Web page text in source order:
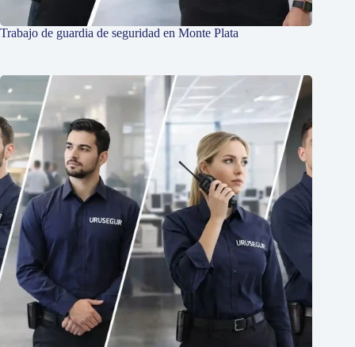
Trabajo de guardia de seguridad en Monte Plata